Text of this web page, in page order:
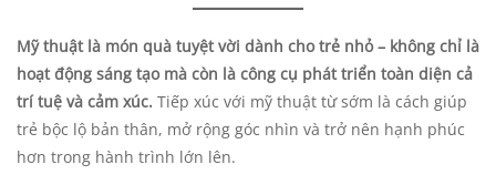
Mỹ thuật là món quà tuyệt vời dành cho trẻ nhỏ – không chỉ là
hoạt động sáng tạo mà còn là công cụ phát triển toàn diện cả
trí tuệ và cảm xúc. Tiếp xúc với mỹ thuật từ sớm là cách giúp
trẻ bộc lộ bản thân, mở rộng góc nhìn và trở nên hạnh phúc
hơn trong hành trình lớn lên.